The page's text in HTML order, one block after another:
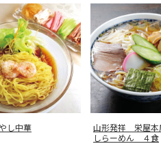
し中華
山形発祥 栄屋本
しらーめん ４食